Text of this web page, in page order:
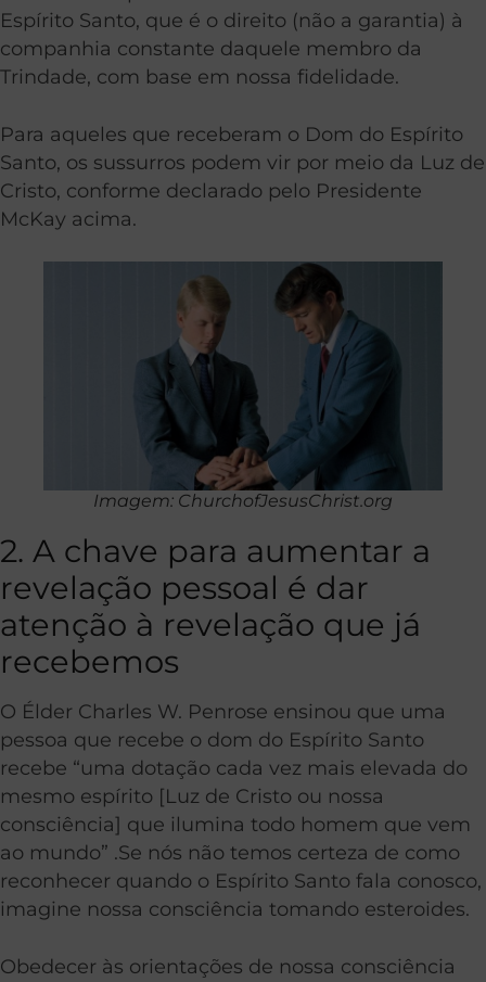
Espírito Santo, que é o direito (não a garantia) à
companhia constante daquele membro da
Trindade, com base em nossa fidelidade.
Para aqueles que receberam o Dom do Espírito
Santo, os sussurros podem vir por meio da Luz de
Cristo, conforme declarado pelo Presidente
McKay acima.
Imagem: ChurchofJesusChrist.org
2. A chave para aumentar a
revelação pessoal é dar
atenção à revelação que já
recebemos
O Élder Charles W. Penrose ensinou que uma
pessoa que recebe o dom do Espírito Santo
recebe “uma dotação cada vez mais elevada do
mesmo espírito [Luz de Cristo ou nossa
consciência] que ilumina todo homem que vem
ao mundo” .Se nós não temos certeza de como
reconhecer quando o Espírito Santo fala conosco,
imagine nossa consciência tomando esteroides.
Obedecer às orientações de nossa consciência